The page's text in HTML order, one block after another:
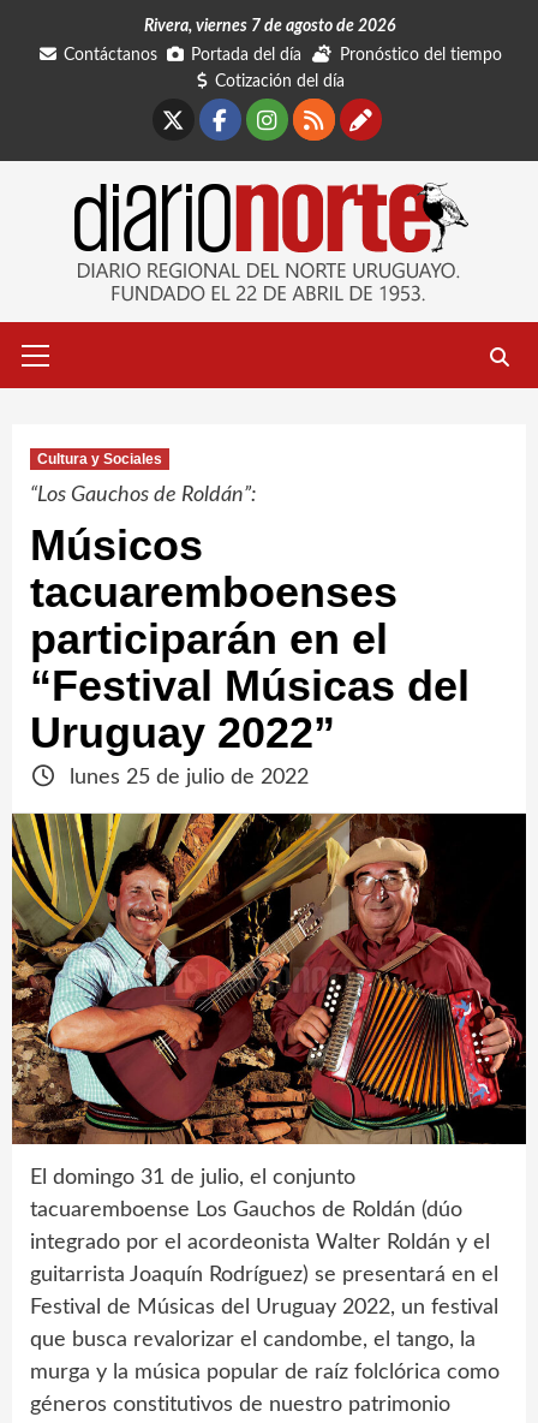
Rivera, viernes 7 de agosto de 2026
Contáctanos
Portada del día
Pronóstico del tiempo
Cotización del día
Facebook
Instagram
RSSContáctanos
primario
Cultura y Sociales
“Los Gauchos de Roldán”:
Músicos
tacuaremboenses
participarán en el
“Festival Músicas del
Uruguay 2022”
lunes 25 de julio de 2022
El domingo 31 de julio, el conjunto
tacuaremboense Los Gauchos de Roldán (dúo
integrado por el acordeonista Walter Roldán y el
guitarrista Joaquín Rodríguez) se presentará en el
Festival de Músicas del Uruguay 2022, un festival
que busca revalorizar el candombe, el tango, la
murga y la música popular de raíz folclórica como
géneros constitutivos de nuestro patrimonio